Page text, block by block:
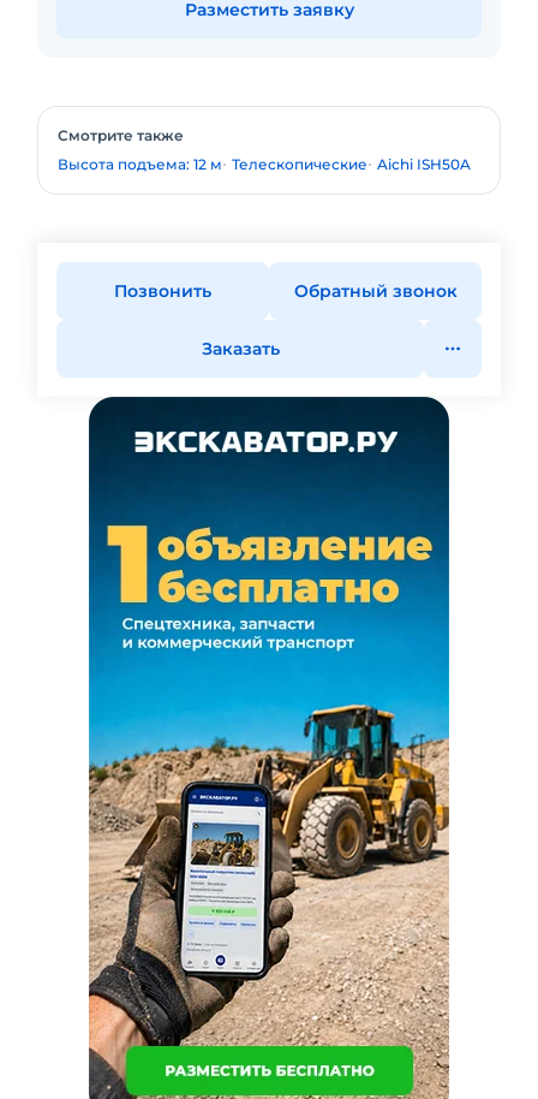
Разместить заявку
Смотрите также
Высота подъема: 12 м Телескопические Aichi ISH50A
Позвонить Обратный звонок
Заказать